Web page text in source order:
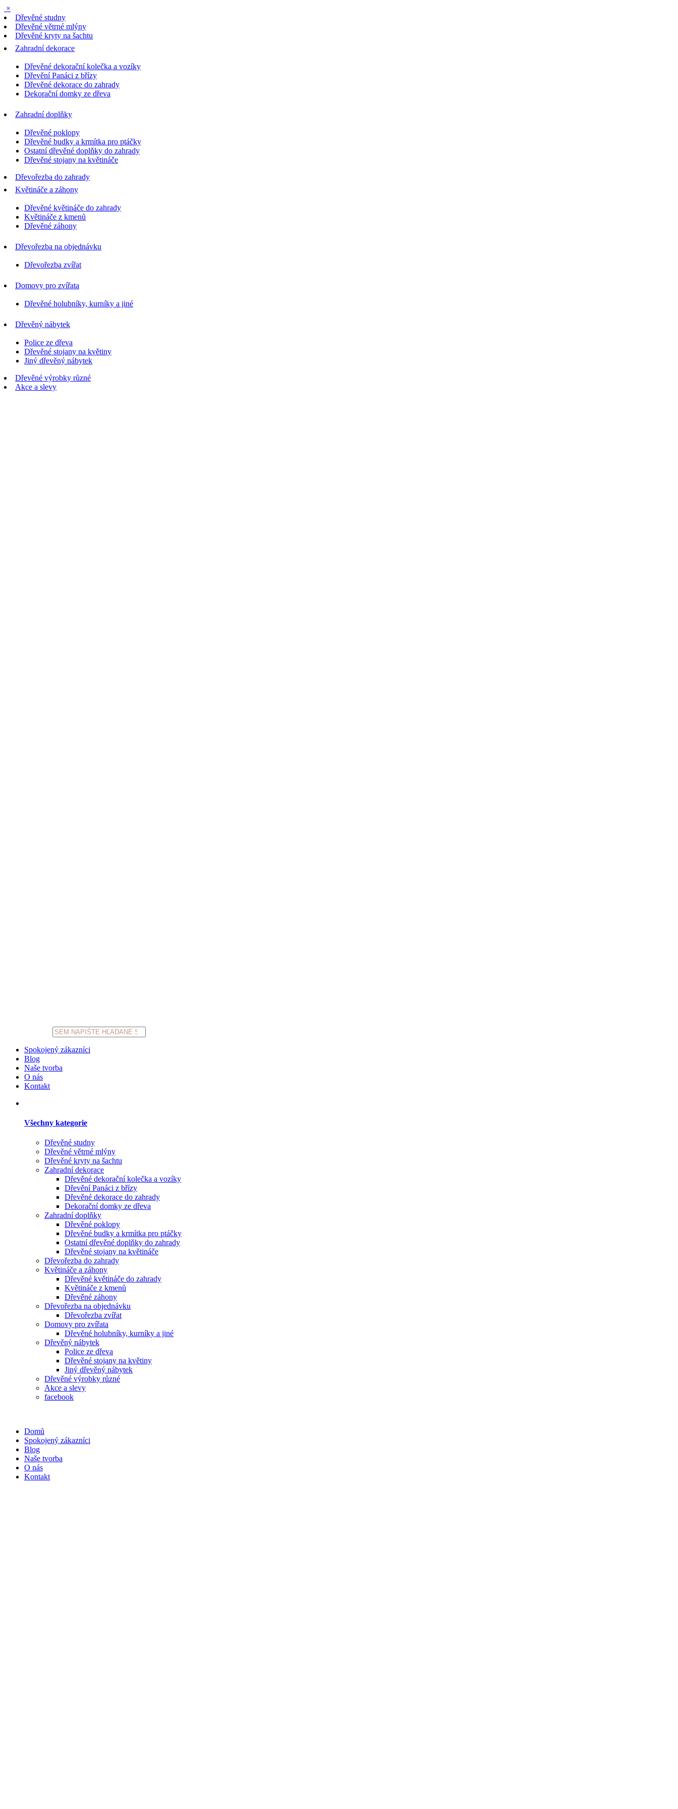
×
Dřevěné studny
Dřevěné větrné mlýny
Dřevěné kryty na šachtu
Zahradní dekorace
Dřevěné dekorační kolečka a vozíky
Dřevění Panáci z břízy
Dřevěné dekorace do zahrady
Dekorační domky ze dřeva
Zahradní doplňky
Dřevěné poklopy
Dřevěné budky a krmítka pro ptáčky
Ostatní dřevěné doplňky do zahrady
Dřevěné stojany na květináče
Dřevořezba do zahrady
Květináče a záhony
Dřevěné květináče do zahrady
Květináče z kmenů
Dřevěné záhony
Dřevořezba na objednávku
Dřevořezba zvířat
Domovy pro zvířata
Dřevěné holubníky, kurníky a jiné
Dřevěný nábytek
Police ze dřeva
Dřevěné stojany na květiny
Jiný dřevěný nábytek
Dřevěné výrobky různé
Akce a slevy
Products
search
Spokojený zákazníci
Blog
Naše tvorba
O nás
Kontakt
Všechny kategorie
Dřevěné studny
Dřevěné větrné mlýny
Dřevěné kryty na šachtu
Zahradní dekorace
Dřevěné dekorační kolečka a vozíky
Dřevění Panáci z břízy
Dřevěné dekorace do zahrady
Dekorační domky ze dřeva
Zahradní doplňky
Dřevěné poklopy
Dřevěné budky a krmítka pro ptáčky
Ostatní dřevěné doplňky do zahrady
Dřevěné stojany na květináče
Dřevořezba do zahrady
Květináče a záhony
Dřevěné květináče do zahrady
Květináče z kmenů
Dřevěné záhony
Dřevořezba na objednávku
Dřevořezba zvířat
Domovy pro zvířata
Dřevěné holubníky, kurníky a jiné
Dřevěný nábytek
Police ze dřeva
Dřevěné stojany na květiny
Jiný dřevěný nábytek
Dřevěné výrobky různé
Akce a slevy
facebook
Domů
Spokojený zákazníci
Blog
Naše tvorba
O nás
Kontakt